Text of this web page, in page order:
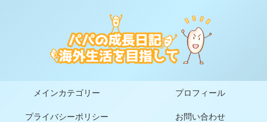
メインカテゴリー プロフィール
プライバシーポリシー お問い合わせ